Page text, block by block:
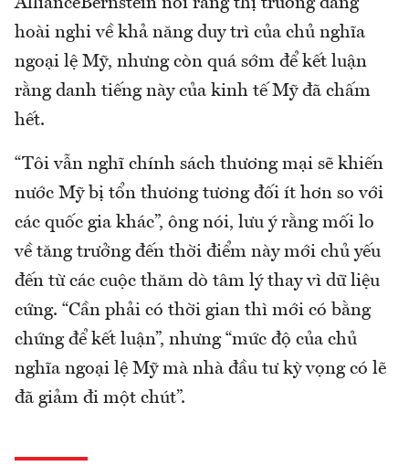
hoài nghi về khả năng duy trì của chủ nghĩa
ngoại lệ Mỹ, nhưng còn quá sớm để kết luận
rằng danh tiếng này của kinh tế Mỹ đã chấm
hết.
“Tôi vẫn nghĩ chính sách thương mại sẽ khiến
nước Mỹ bị tổn thương tương đối ít hơn so với
các quốc gia khác”, ông nói, lưu ý rằng mối lo
về tăng trưởng đến thời điểm này mới chủ yếu
đến từ các cuộc thăm dò tâm lý thay vì dữ liệu
cứng. “Cần phải có thời gian thì mới có bằng
chứng để kết luận”, nhưng “mức độ của chủ
nghĩa ngoại lệ Mỹ mà nhà đầu tư kỳ vọng có lẽ
đã giảm đi một chút”.